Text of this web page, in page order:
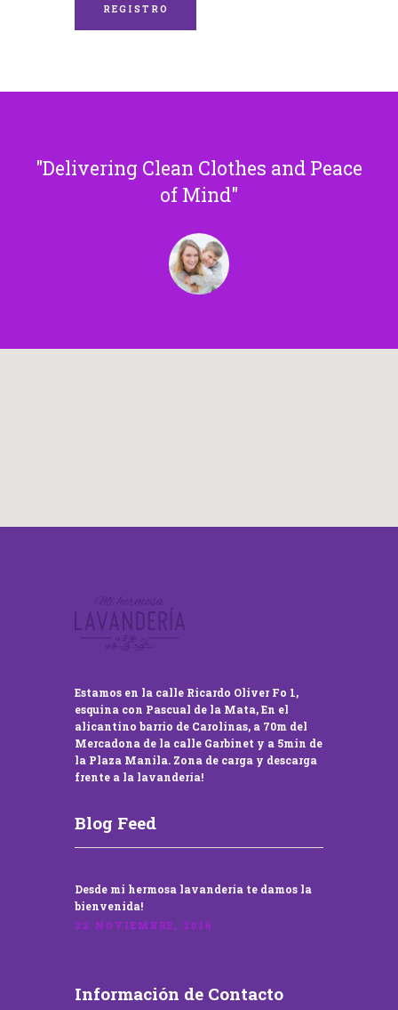
Delivering Clean Clothes and Peace
of Mind
Estamos en la calle Ricardo Oliver Fo 1,
esquina con Pascual de la Mata, En el
alicantino barrio de Carolinas, a 70m del
Mercadona de la calle Garbinet y a 5min de
la Plaza Manila. Zona de carga y descarga
frente a la lavandería!
Blog Feed
Desde mi hermosa lavandería te damos la
bienvenida!
22 NOVIEMBRE, 2016
Información de Contacto